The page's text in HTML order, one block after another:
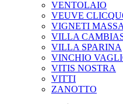
VENTOLAIO
VEUVE
VIGNETI MASSA
VILLA
VILLA SPARINA
VINCHIO
VITIS NOSTRA
VITTI
ZANOTTO